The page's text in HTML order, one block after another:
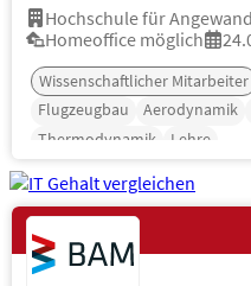
Hochschule für
Homeoffice möglich
Wissenschaftlicher Mitarbeiter
Flugzeugbau
Aerodynamik
Thermodynamik
Lehre